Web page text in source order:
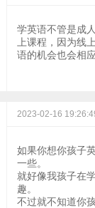
学英语不管是成
上课程，因为线
语的机会也会相应
2023-02-16
如果你想你孩子
一些。
就好像我孩子在
趣。
不过就不知道你